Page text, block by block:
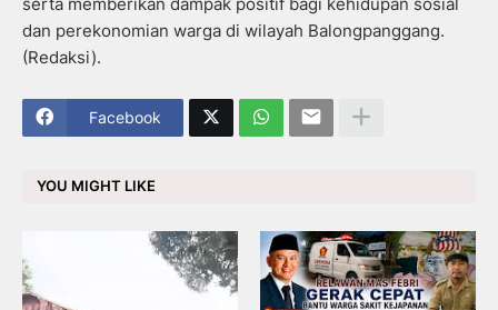
dan perekonomian warga di wilayah Balongpanggang.
(Redaksi).
Facebook
YOU MIGHT LIKE